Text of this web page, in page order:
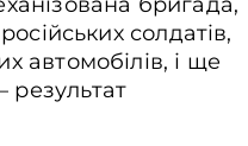
солдатів,
автомобілів, і ще
результат